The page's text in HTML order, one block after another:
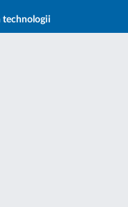
technologii